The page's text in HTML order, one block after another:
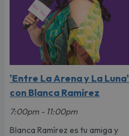
'Entre La Arena y La Luna'
con Blanca Ramírez
7:00pm - 11:00pm
Blanca Ramírez es tu amiga y